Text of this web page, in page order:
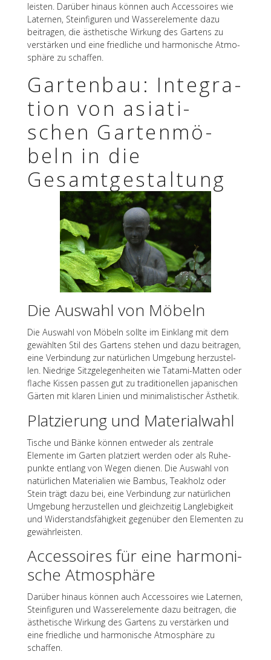
leis­ten. Darüber hinaus können auch Acces­soires wie
Later­nen, Stein­fi­gu­ren und Wasser­ele­mente dazu
beitra­gen, die ästhe­ti­sche Wirkung des Gartens zu
verstär­ken und eine fried­li­che und harmo­ni­sche Atmo­
sphäre zu schaffen.
Garten­bau: Inte­gra­
tion von asia­ti­
schen Garten­mö­
beln in die
Gesamtgestaltung
Die Auswahl von Möbeln
Die Auswahl von Möbeln sollte im Einklang mit dem
gewähl­ten Stil des Gartens stehen und dazu beitra­gen,
eine Verbin­dung zur natür­li­chen Umge­bung herzu­stel­
len. Nied­rige Sitz­ge­le­gen­hei­ten wie Tatami-Matten oder
flache Kissen passen gut zu tradi­tio­nel­len japa­ni­schen
Gärten mit klaren Linien und mini­ma­lis­ti­scher Ästhetik.
Plat­zie­rung und Materialwahl
Tische und Bänke können entwe­der als zentrale
Elemente im Garten plat­ziert werden oder als Ruhe­
punkte entlang von Wegen dienen. Die Auswahl von
natür­li­chen Mate­ria­lien wie Bambus, Teak­holz oder
Stein trägt dazu bei, eine Verbin­dung zur natür­li­chen
Umge­bung herzu­stel­len und gleich­zei­tig Lang­le­big­keit
und Wider­stands­fä­hig­keit gegen­über den Elemen­ten zu
gewährleisten.
Acces­soires für eine harmo­ni­
sche Atmosphäre
Darüber hinaus können auch Acces­soires wie Later­nen,
Stein­fi­gu­ren und Wasser­ele­mente dazu beitra­gen, die
ästhe­ti­sche Wirkung des Gartens zu verstär­ken und
eine fried­li­che und harmo­ni­sche Atmo­sphäre zu
schaffen.